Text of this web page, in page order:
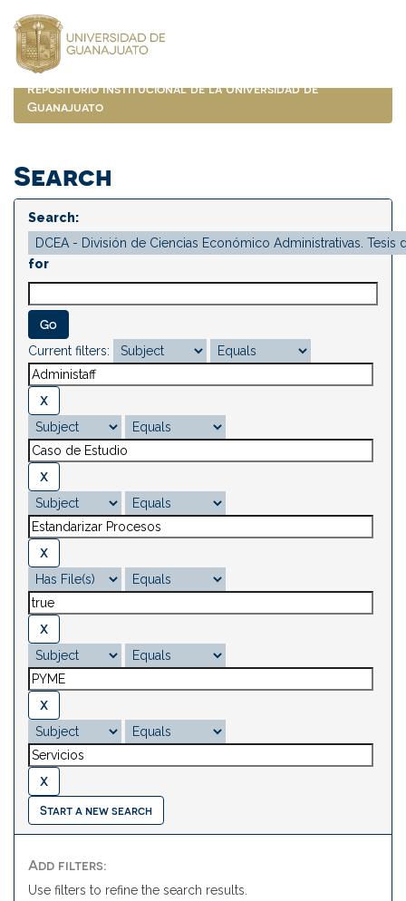
navigation
Repositorio Institucional de la Universidad de
Guanajuato
Search
Search:
for
Current filters:
Start a new search
Add filters:
Use filters to refine the search results.